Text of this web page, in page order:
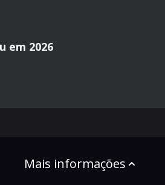
em 2026
Mais informações